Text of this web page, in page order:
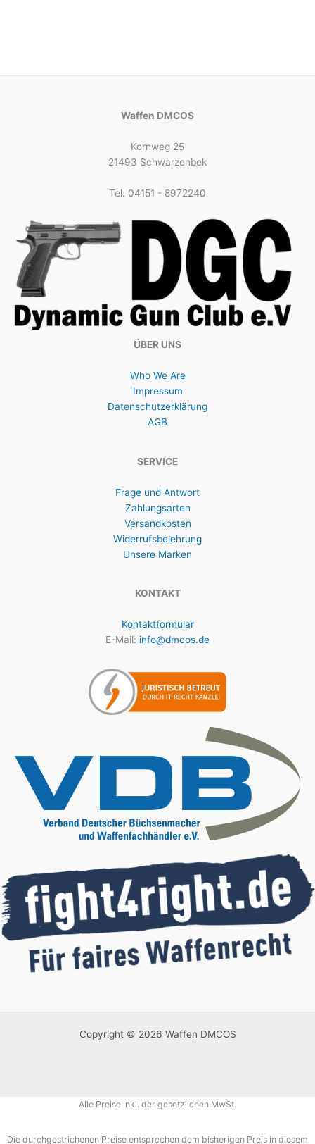
Waffen DMCOS
Kornweg 25
21493 Schwarzenbek
Tel: 04151 - 8972240
ÜBER UNS
Who We Are
Impressum
Datenschutzerklärung
AGB
SERVICE
Frage und Antwort
Zahlungsarten
Versandkosten
Widerrufsbelehrung
Unsere Marken
KONTAKT
Kontaktformular
E-Mail: info@dmcos.de
Copyright © 2026 Waffen DMCOS
Alle Preise inkl. der gesetzlichen MwSt.
Die durchgestrichenen Preise entsprechen dem bisherigen Preis in diesem